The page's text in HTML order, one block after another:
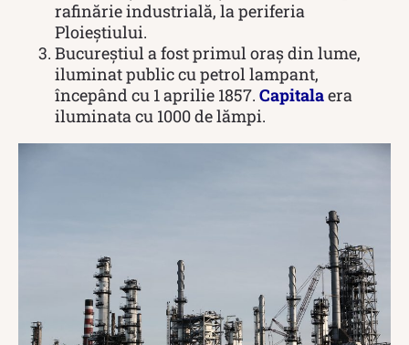
rafinărie industrială, la periferia
Ploieștiului.
Bucureștiul a fost primul oraş din lume,
iluminat public cu petrol lampant,
începând cu 1 aprilie 1857. Capitalaera
iluminata cu 1000 de lămpi.